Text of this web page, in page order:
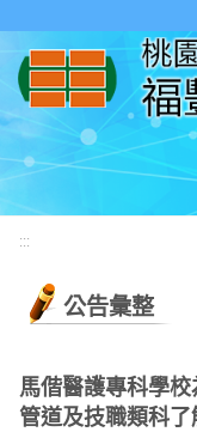
:::
公告彙整
馬偕醫護專科學
管道及技職類科